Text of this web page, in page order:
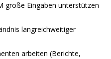
große Eingaben unterstützen
langreichweitiger
arbeiten (Berichte,